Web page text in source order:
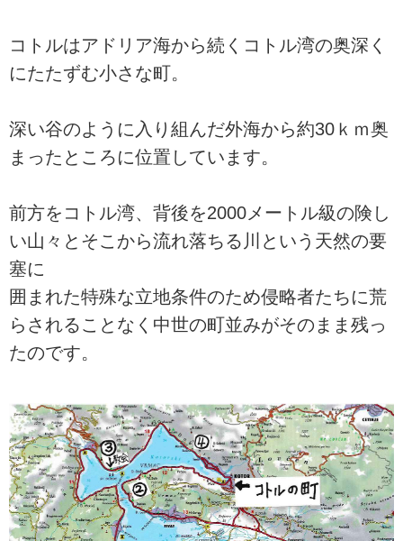
コトルはアドリア海から続くコトル湾の奥深く
にたたずむ小さな町。
深い谷のように入り組んだ外海から約30ｋｍ奥
まったところに位置しています。
前方をコトル湾、背後を2000メートル級の険し
い山々とそこから流れ落ちる川という天然の要
塞に
囲まれた特殊な立地条件のため侵略者たちに荒
らされることなく中世の町並みがそのまま残っ
たのです。